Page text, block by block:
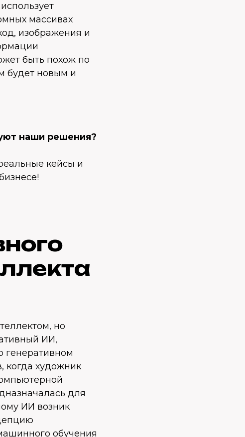
массивах
изображения и
быть похож по
будет новым и
наши решения?
кейсы и
но
ИИ,
генеративном
когда художник
для
ИИ возник
обучения